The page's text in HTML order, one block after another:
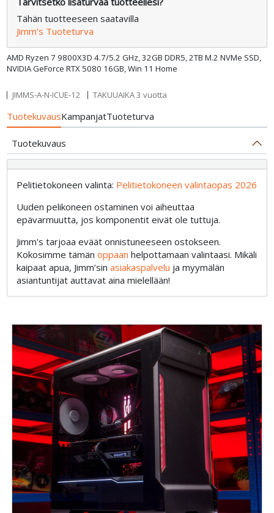
AMD Ryzen 7 9800X3D 4.7/5.2 GHz, 32GB DDR5, 2TB M.2 NVMe SSD,
NVIDIA GeForce RTX 5080 16GB, Win 11 Home
Tähän tuotteeseen saatavilla
Jimm’s Tuoteturva
JIMMS-A-N-ICUE-12 TAKUUAIKA 3 vuotta
TuotekuvausKampanjatTuoteturva
Tuotekuvaus
Pelitietokoneen valinta: Pelitietokoneen valintaopas 2026
Uuden pelikoneen ostaminen voi aiheuttaa
epävarmuutta, jos komponentit eivät ole tuttuja.
Jimm's tarjoaa eväät onnistuneeseen ostokseen.
Kokosimme tämänoppaan helpottamaan valintaasi. Mikäli
kaipaat apua, Jimm’sinasiakaspalvelu ja myymälän
asiantuntijat auttavat aina mielellään!